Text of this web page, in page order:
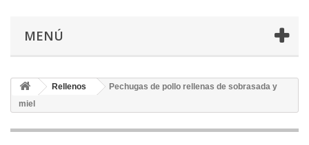
MENÚ
Rellenos
Pechugas de pollo rellenas de sobrasada y
miel